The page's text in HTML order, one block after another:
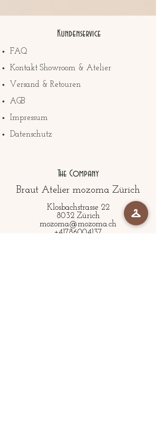
Kundenservice
FAQ
Kontakt Showroom & Atelier
Versand & Retouren
AGB
Impressum
Datenschutz
The Company
Braut Atelier mozoma Zürich
Klosbachstrasse 22
8032 Zürich
mozoma@mozoma.ch
+41786004137